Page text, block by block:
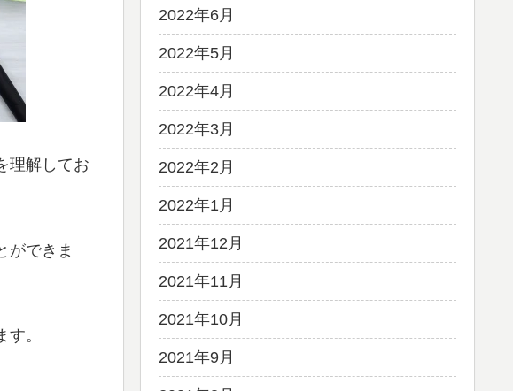
理解してお
ができま
。
2022年6月
2022年5月
2022年4月
2022年3月
2022年2月
2022年1月
2021年12月
2021年11月
2021年10月
2021年9月